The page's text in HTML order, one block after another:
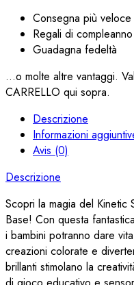
Consegna più veloce
Regali di compleanno
Guadagna fedeltà
...o molte altre vantaggi.
CARRELLO qui sopra.
Descrizione
Informazioni
Avis (0)
Descrizione
Scopri la magia del Kinetic
Base! Con questa
i bambini potranno dare
creazioni colorate e
brillanti stimolano la